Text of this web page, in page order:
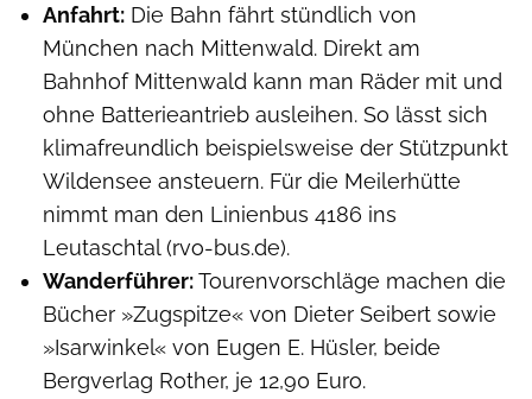
Anfahrt: Die Bahn fährt stündlich von
München nach Mittenwald. Direkt am
Bahnhof Mittenwald kann man Räder mit und
ohne Batterieantrieb ausleihen. So lässt sich
klimafreundlich beispielsweise der Stützpunkt
Wildensee ansteuern. Für die Meilerhütte
nimmt man den Linienbus 4186 ins
Leutaschtal (rvo-bus.de).
Wanderführer:Tourenvorschläge machen die
Bücher »Zugspitze« von Dieter Seibert sowie
»Isarwinkel« von Eugen E. Hüsler, beide
Bergverlag Rother, je 12,90 Euro.